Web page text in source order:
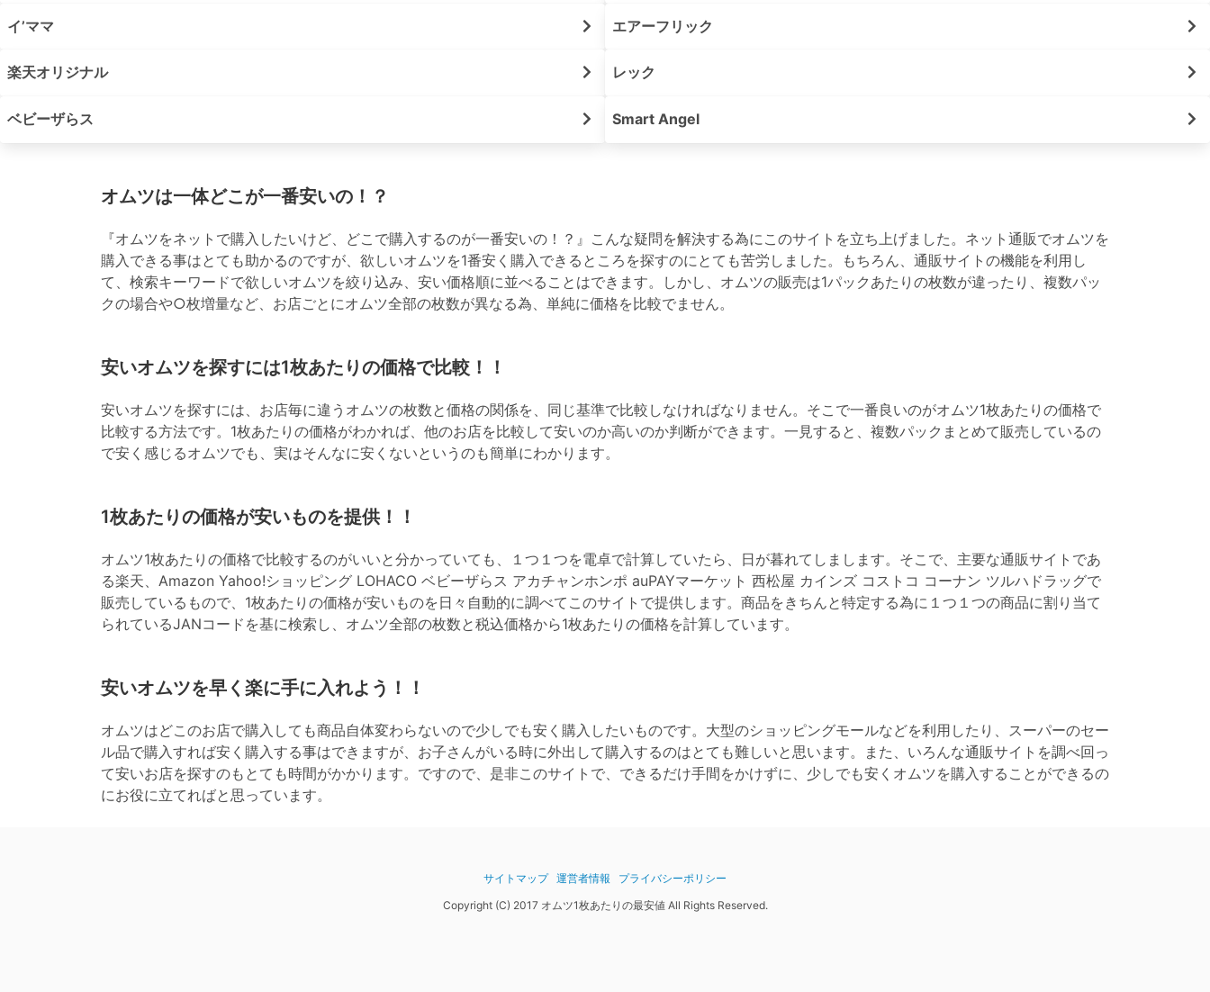
イ’ママ エアーフリック
楽天オリジナル レック
ベビーザらス Smart Angel
オムツは一体どこが一番安いの！？
『オムツをネットで購入したいけど、どこで購入するのが一番安いの！？』こんな疑問を解決する為にこのサイトを立ち上げました。ネット通販でオムツを
購入できる事はとても助かるのですが、欲しいオムツを1番安く購入できるところを探すのにとても苦労しました。もちろん、通販サイトの機能を利用し
て、検索キーワードで欲しいオムツを絞り込み、安い価格順に並べることはできます。しかし、オムツの販売は1パックあたりの枚数が違ったり、複数パッ
クの場合や○枚増量など、お店ごとにオムツ全部の枚数が異なる為、単純に価格を比較でません。
安いオムツを探すには1枚あたりの価格で比較！！
安いオムツを探すには、お店毎に違うオムツの枚数と価格の関係を、同じ基準で比較しなければなりません。そこで一番良いのがオムツ1枚あたりの価格で
比較する方法です。1枚あたりの価格がわかれば、他のお店を比較して安いのか高いのか判断ができます。一見すると、複数パックまとめて販売しているの
で安く感じるオムツでも、実はそんなに安くないというのも簡単にわかります。
1枚あたりの価格が安いものを提供！！
オムツ1枚あたりの価格で比較するのがいいと分かっていても、１つ１つを電卓で計算していたら、日が暮れてしまします。そこで、主要な通販サイトであ
る楽天、Amazon Yahoo!ショッピング LOHACO ベビーザらス アカチャンホンポ auPAYマーケット 西松屋 カインズ コストコ コーナン ツルハドラッグで
販売しているもので、1枚あたりの価格が安いものを日々自動的に調べてこのサイトで提供します。商品をきちんと特定する為に１つ１つの商品に割り当て
られているJANコードを基に検索し、オムツ全部の枚数と税込価格から1枚あたりの価格を計算しています。
安いオムツを早く楽に手に入れよう！！
オムツはどこのお店で購入しても商品自体変わらないので少しでも安く購入したいものです。大型のショッピングモールなどを利用したり、スーパーのセー
ル品で購入すれば安く購入する事はできますが、お子さんがいる時に外出して購入するのはとても難しいと思います。また、いろんな通販サイトを調べ回っ
て安いお店を探すのもとても時間がかかります。ですので、是非このサイトで、できるだけ手間をかけずに、少しでも安くオムツを購入することができるの
にお役に立てればと思っています。
サイトマップ 運営者情報
プライバシーポリシー
Copyright (C) 2017 オムツ1枚あたりの最安値 All Rights Reserved.